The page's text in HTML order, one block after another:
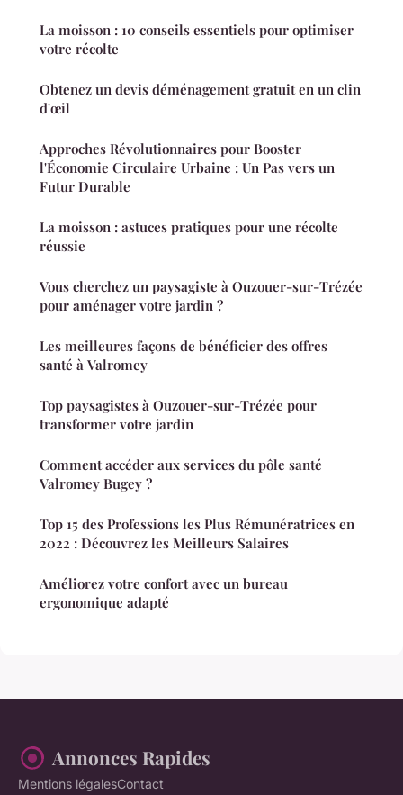
La moisson : 10 conseils essentiels pour optimiser
votre récolte
Obtenez un devis déménagement gratuit en un clin
d'œil
Approches Révolutionnaires pour Booster
l'Économie Circulaire Urbaine : Un Pas vers un
Futur Durable
La moisson : astuces pratiques pour une récolte
réussie
Vous cherchez un paysagiste à Ouzouer-sur-Trézée
pour aménager votre jardin ?
Les meilleures façons de bénéficier des offres
santé à Valromey
Top paysagistes à Ouzouer-sur-Trézée pour
transformer votre jardin
Comment accéder aux services du pôle santé
Valromey Bugey ?
Top 15 des Professions les Plus Rémunératrices en
2022 : Découvrez les Meilleurs Salaires
Améliorez votre confort avec un bureau
ergonomique adapté
Annonces Rapides
Mentions légalesContact